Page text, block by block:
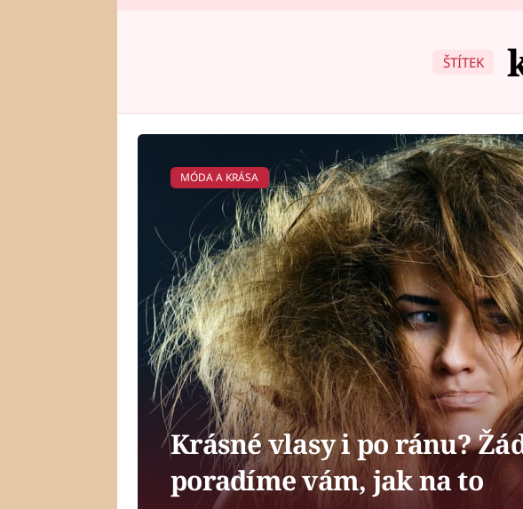
ŠTÍTEK
MÓDA A KRÁSA
Krásné vlasy i po ránu?
poradíme vám, jak na to